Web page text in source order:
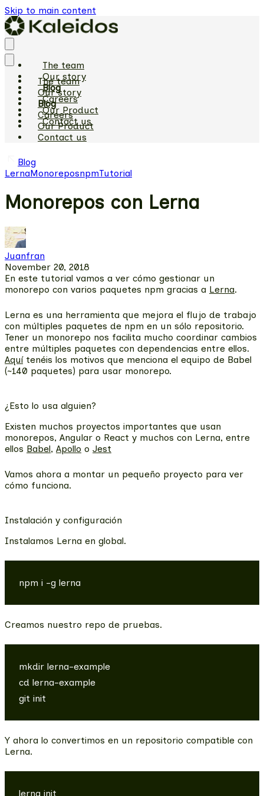
Skip to main content
The team
Our story
Blog
Careers
Our Product
Contact us
The team
Our story
Blog
Careers
Our Product
Contact us
Blog
LernaMonoreposnpmTutorial
Monorepos con Lerna
Juanfran
November 20, 2018
En este tutorial vamos a ver cómo gestionar un
monorepo con varios paquetes npm gracias a Lerna.
Lerna es una herramienta que mejora el flujo de trabajo
con múltiples paquetes de npm en un sólo repositorio.
Tener un monorepo nos facilita mucho coordinar cambios
entre múltiples paquetes con dependencias entre ellos.
Aquítenéis los motivos que menciona el equipo de Babel
(~140 paquetes) para usar monorepo.
¿Esto lo usa alguien?
Existen muchos proyectos importantes que usan
monorepos, Angular o React y muchos con Lerna, entre
ellos Babel, Apollo o Jest
Vamos ahora a montar un pequeño proyecto para ver
cómo funciona.
Instalación y configuración
Instalamos Lerna en global.
Creamos nuestro repo de pruebas.
mkdir lerna-example
cd lerna-example
Y ahora lo convertimos en un repositorio compatible con
Lerna.